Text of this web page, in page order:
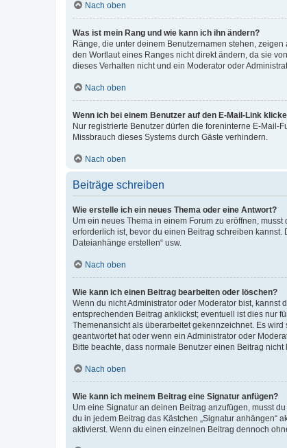
Nach oben
Was ist mein Rang und wie kann ich ihn ändern?
Ränge, die unter deinem Benutzernamen stehen,
den Wortlaut eines Ranges nicht direkt ändern, da sie
dieses Verhalten nicht und ein Moderator oder
Nach oben
Wenn ich bei einem Benutzer auf den E-Mail-Link
Nur registrierte Benutzer dürfen die foreninterne E-Mail-
Missbrauch dieses Systems durch Gäste verhindern.
Nach oben
Beiträge schreiben
Wie erstelle ich ein neues Thema oder eine Antwort?
Um ein neues Thema in einem Forum zu eröffnen,
erforderlich ist, bevor du einen Beitrag schreiben kannst.
Dateianhänge erstellen“ usw.
Nach oben
Wie kann ich einen Beitrag bearbeiten oder löschen?
Wenn du nicht Administrator oder Moderator bist,
entsprechenden Beitrag anklickst; eventuell ist dies nur
Themenansicht als überarbeitet gekennzeichnet. Es
geantwortet hat oder wenn ein Administrator oder
Bitte beachte, dass normale Benutzer einen Beitrag
Nach oben
Wie kann ich meinem Beitrag eine Signatur anfügen?
Um eine Signatur an deinen Beitrag anzufügen, musst
du in jedem Beitrag das Kästchen „Signatur anhängen“
aktivierst. Wenn du einen einzelnen Beitrag dennoch